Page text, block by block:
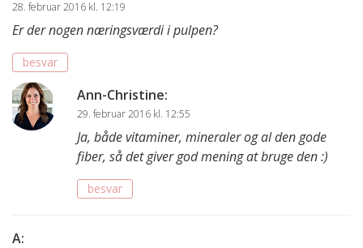
28. februar 2016 kl. 12:19
Er der nogen næringsværdi i pulpen?
besvar
Ann-Christine:
29. februar 2016 kl. 12:55
Ja, både vitaminer, mineraler og al den gode
fiber, så det giver god mening at bruge den :)
besvar
A: